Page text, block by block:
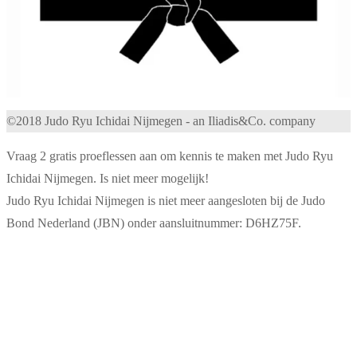
©2018 Judo Ryu Ichidai Nijmegen - an Iliadis&Co. company
Vraag 2 gratis proeflessen aan om kennis te maken met Judo Ryu
Ichidai Nijmegen. Is niet meer mogelijk!
Judo Ryu Ichidai Nijmegen is niet meer aangesloten bij de Judo
Bond Nederland (JBN) onder aansluitnummer: D6HZ75F.